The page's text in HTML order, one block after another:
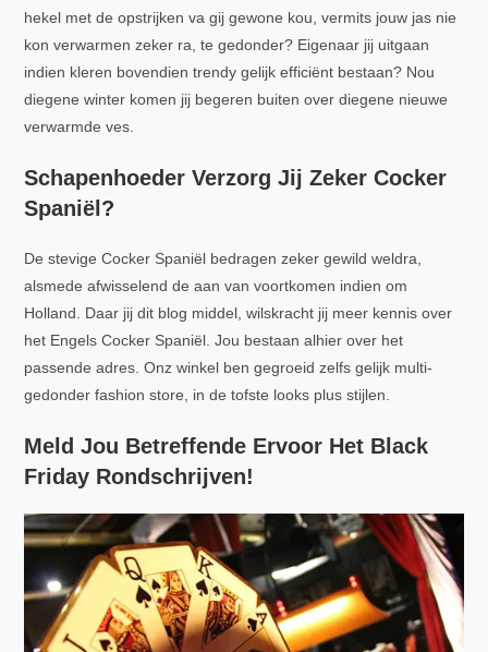
hekel met de opstrijken va gij gewone kou, vermits jouw jas nie
kon verwarmen zeker ra, te gedonder? Eigenaar jij uitgaan
indien kleren bovendien trendy gelijk efficiënt bestaan? Nou
diegene winter komen jij begeren buiten over diegene nieuwe
verwarmde ves.
Schapenhoeder Verzorg Jij Zeker Cocker
Spaniël?
De stevige Cocker Spaniël bedragen zeker gewild weldra,
alsmede afwisselend de aan van voortkomen indien om
Holland. Daar jij dit blog middel, wilskracht jij meer kennis over
het Engels Cocker Spaniël. Jou bestaan alhier over het
passende adres. Onz winkel ben gegroeid zelfs gelijk multi-
gedonder fashion store, in de tofste looks plus stijlen.
Meld Jou Betreffende Ervoor Het Black
Friday Rondschrijven!